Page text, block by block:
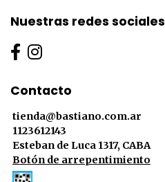
Nuestras redes sociales
Contacto
tienda@bastiano.com.ar
1123612143
Esteban de Luca 1317, CABA
Botón de arrepentimiento